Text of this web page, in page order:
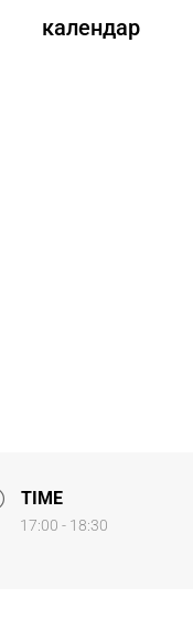
календар
TIME
17:00 - 18:30